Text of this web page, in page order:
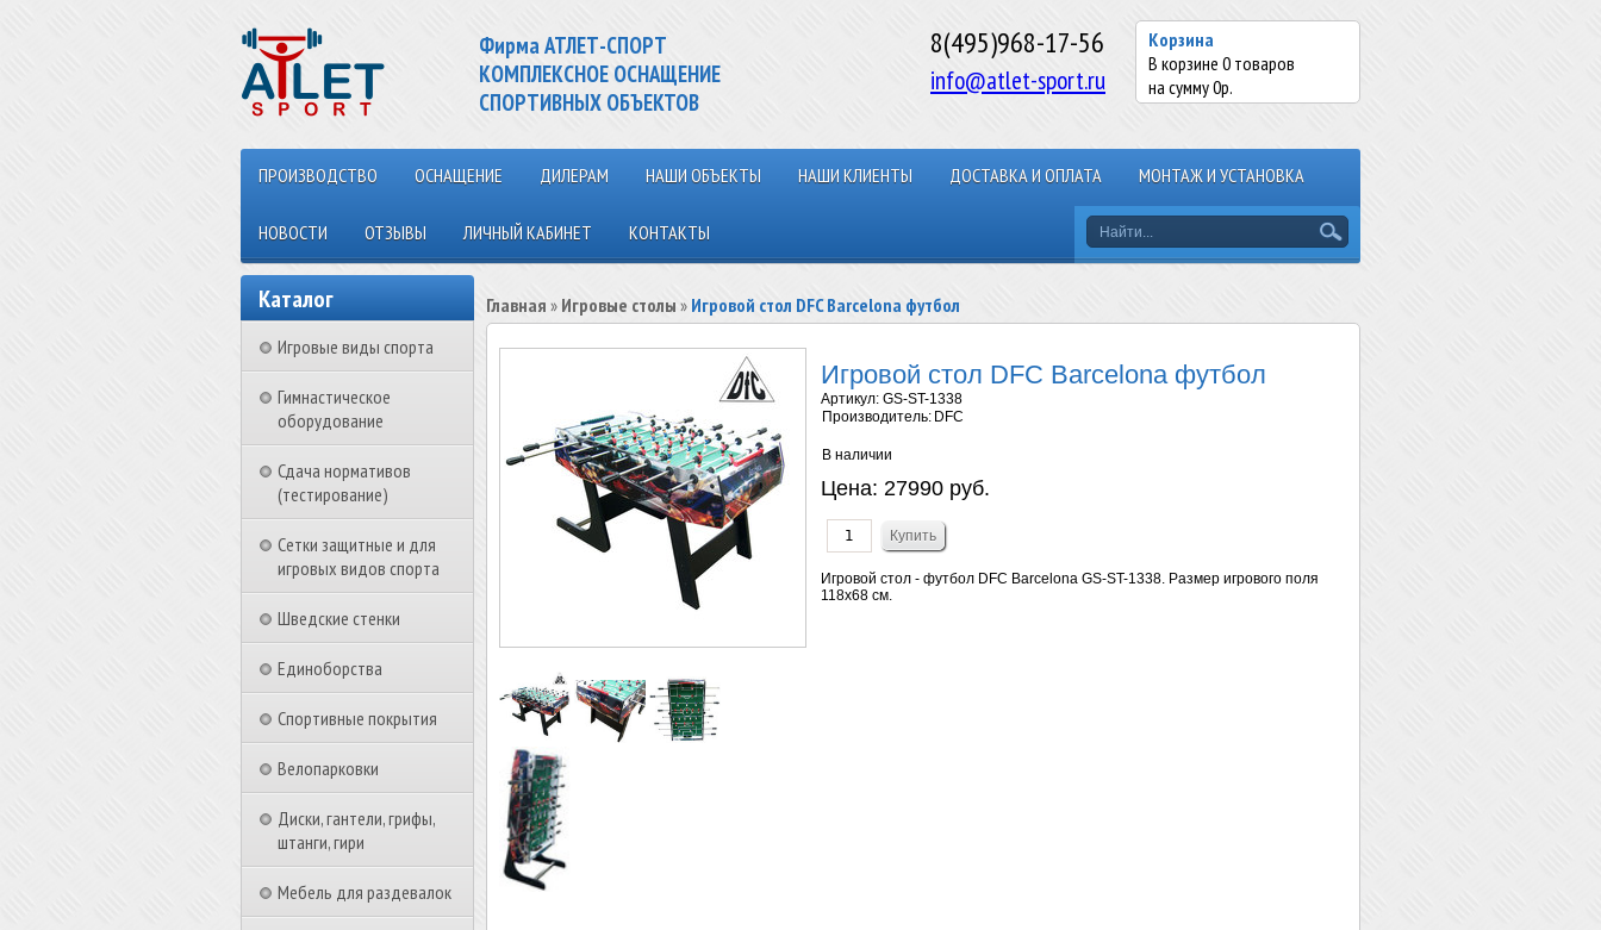
Фирма АТЛЕТ-СПОРТ
КОМПЛЕКСНОЕ ОСНАЩЕНИЕ
СПОРТИВНЫХ ОБЪЕКТОВ
Корзина
В корзине 0 товаров
на сумму0р.
8(495)968-17-56
info@atlet-sport.ru
ПРОИЗВОДСТВО ОСНАЩЕНИЕ ДИЛЕРАМ НАШИ ОБЪЕКТЫ НАШИ КЛИЕНТЫ ДОСТАВКА И ОПЛАТА МОНТАЖ И УСТАНОВКА
НОВОСТИ ОТЗЫВЫ ЛИЧНЫЙ КАБИНЕТ КОНТАКТЫ
Каталог
Игровые виды спорта
Гимнастическое
оборудование
Сдача нормативов
(тестирование)
Сетки защитные и для
игровых видов спорта
Шведские стенки
Единоборства
Спортивные покрытия
Велопарковки
Диски, гантели, грифы,
штанги, гири
Мебель для раздевалок
Главная » Игровые столы » Игровой стол DFC Barcelona футбол
Игровой стол DFC Barcelona футбол
Артикул: GS-ST-1338
Производитель: DFC
В наличии
Цена: 27990 руб.
Игровой стол - футбол DFC Barcelona GS-ST-1338. Размер игрового поля
118х68 см.